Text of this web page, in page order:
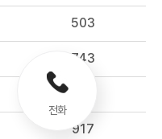
503
743
917
전화